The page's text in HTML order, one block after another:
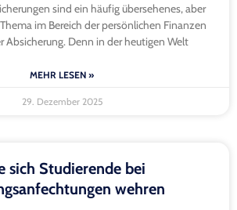
sind ein häufig übersehenes, aber
im Bereich der persönlichen Finanzen
Absicherung. Denn in der heutigen Welt
MEHR LESEN »
29. Dezember 2025
sich Studierende bei
wehren